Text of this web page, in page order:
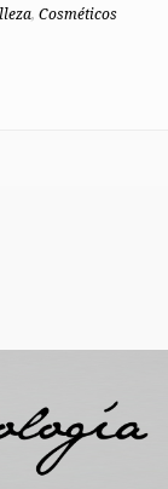
, Cosméticos